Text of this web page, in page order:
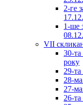
2-ге
1-ше
VII
30-та
року
29-та
28-
27-
26-та